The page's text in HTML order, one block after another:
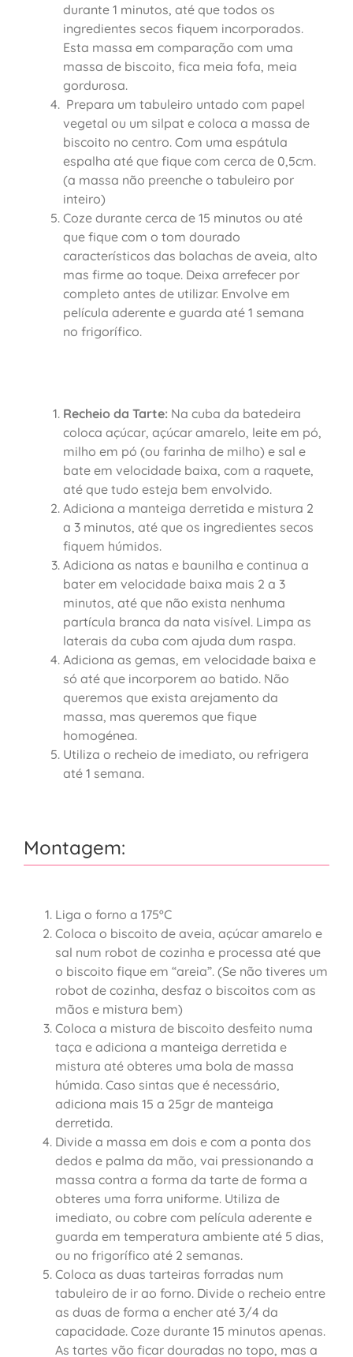
durante 1 minutos, até que todos os
ingredientes secos fiquem incorporados.
Esta massa em comparação com uma
massa de biscoito, fica meia fofa, meia
gordurosa.
Prepara um tabuleiro untado com papel
vegetal ou um silpat e coloca a massa de
biscoito no centro. Com uma espátula
espalha até que fique com cerca de 0,5cm.
(a massa não preenche o tabuleiro por
inteiro)
Coze durante cerca de 15 minutos ou até
que fique com o tom dourado
característicos das bolachas de aveia, alto
mas firme ao toque. Deixa arrefecer por
completo antes de utilizar. Envolve em
película aderente e guarda até 1 semana
no frigorífico.
Recheio da Tarte: Na cuba da batedeira
coloca açúcar, açúcar amarelo, leite em pó,
milho em pó (ou farinha de milho) e sal e
bate em velocidade baixa, com a raquete,
até que tudo esteja bem envolvido.
Adiciona a manteiga derretida e mistura 2
a 3 minutos, até que os ingredientes secos
fiquem húmidos.
Adiciona as natas e baunilha e continua a
bater em velocidade baixa mais 2 a 3
minutos, até que não exista nenhuma
partícula branca da nata visível. Limpa as
laterais da cuba com ajuda dum raspa.
Adiciona as gemas, em velocidade baixa e
só até que incorporem ao batido. Não
queremos que exista arejamento da
massa, mas queremos que fique
homogénea.
Utiliza o recheio de imediato, ou refrigera
até 1 semana.
Montagem:
Liga o forno a 175ºC
Coloca o biscoito de aveia, açúcar amarelo e
sal num robot de cozinha e processa até que
o biscoito fique em “areia”. (Se não tiveres um
robot de cozinha, desfaz o biscoitos com as
mãos e mistura bem)
Coloca a mistura de biscoito desfeito numa
taça e adiciona a manteiga derretida e
mistura até obteres uma bola de massa
húmida. Caso sintas que é necessário,
adiciona mais 15 a 25gr de manteiga
derretida.
Divide a massa em dois e com a ponta dos
dedos e palma da mão, vai pressionando a
massa contra a forma da tarte de forma a
obteres uma forra uniforme. Utiliza de
imediato, ou cobre com película aderente e
guarda em temperatura ambiente até 5 dias,
ou no frigorífico até 2 semanas.
Coloca as duas tarteiras forradas num
tabuleiro de ir ao forno. Divide o recheio entre
as duas de forma a encher até 3/4 da
capacidade. Coze durante 15 minutos apenas.
As tartes vão ficar douradas no topo, mas a